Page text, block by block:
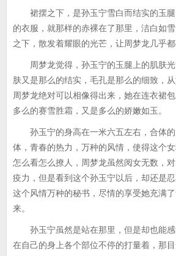
裙摆之下，是孙玉宁雪白而结实的玉腿
的衣服，就那样的赤裸在了那里，洁白如
之下，散发着耀眼的光芒，让周梦龙几乎都
周梦龙觉得，孙玉宁的玉腿上的肌肤光
肤又是那么的结实，毛孔是那么的细致，
周梦龙绝对可以相像得出来，她在连衣裙
多么的赛雪胜霜，又是多么的娇嫩如玉。
孙玉宁的身高在一米六五左右，合体的
体，青春的热力，万种的风情，使得这个
怎么看怎么撩人，周梦龙虽然阅女无数，
疫力，但是看到这个孙玉宁以后，却还是
这个风情万种的秘书，尽情的享受她充满
来。
孙玉宁虽然是站在那里，但是却也能感
在自己的身上各个部位不停的打量着，那